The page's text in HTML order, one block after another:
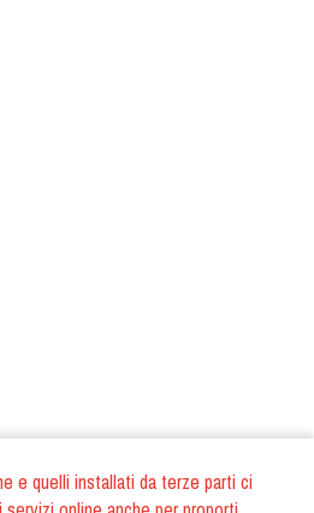
e quelli installati da terze parti ci